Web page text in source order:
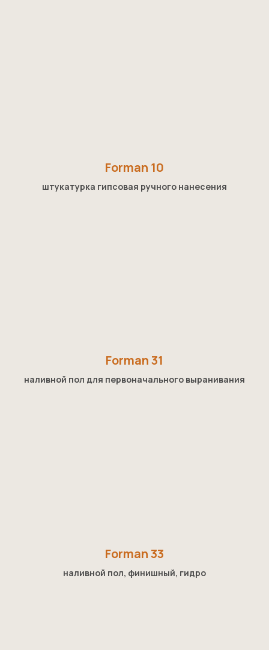
Forman 10
штукатурка гипсовая ручного нанесения
Forman 31
наливной пол для первоначального выранивания
Forman 33
наливной пол, финишный, гидро